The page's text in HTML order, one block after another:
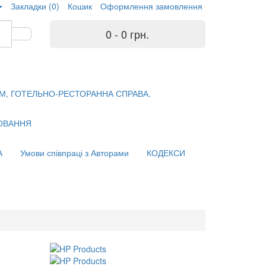
Закладки (0) Кошик Оформлення замовлення
0 - 0 грн.
ГОТЕЛЬНО-РЕСТОРАННА СПРАВА.
Умови співпраці з Авторами КОДЕКСИ